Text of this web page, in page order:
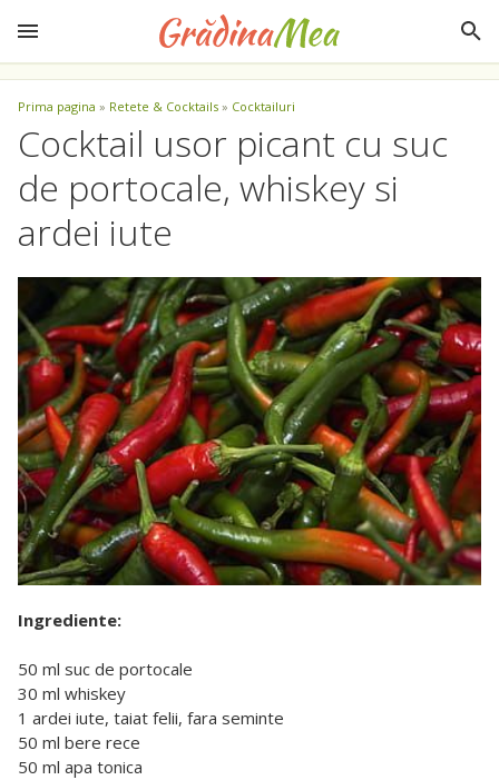
Prima pagina » Retete & Cocktails » Cocktailuri
Cocktail usor picant cu suc
de portocale, whiskey si
ardei iute
Ingrediente:
50 ml suc de portocale
30 ml whiskey
1 ardei iute, taiat felii, fara seminte
50 ml bere rece
50 ml apa tonica